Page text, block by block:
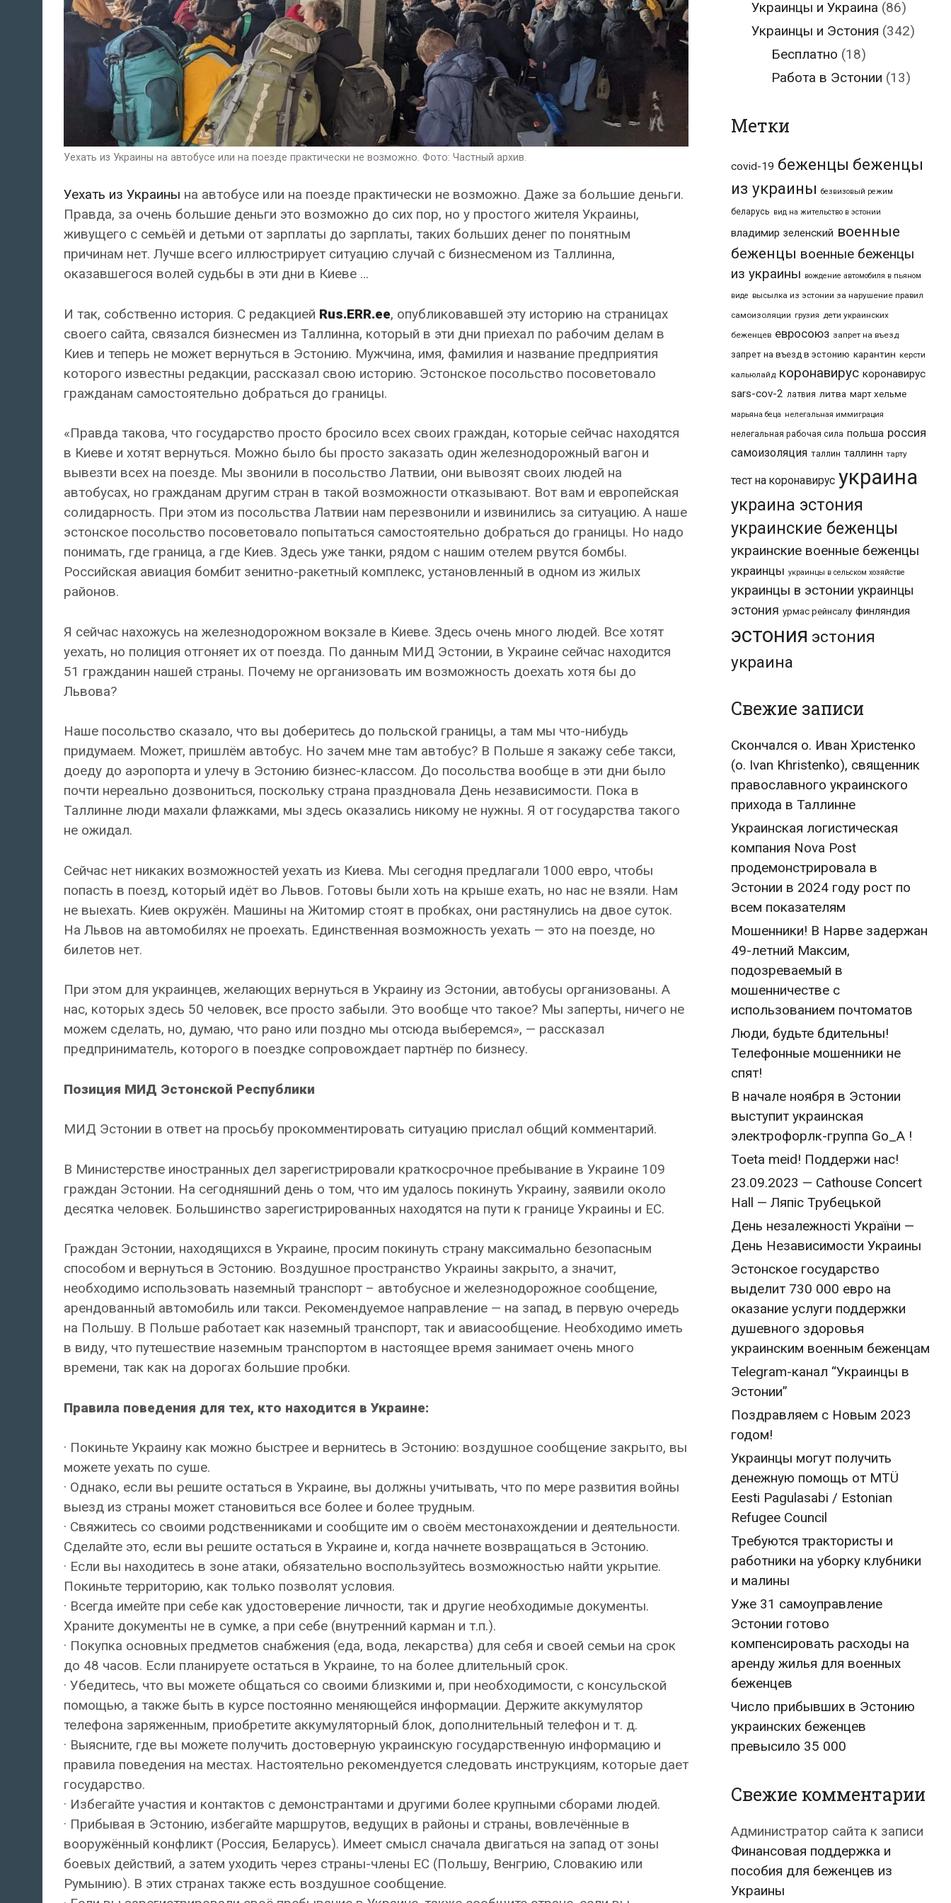
Уехать из Украины на автобусе или на поезде практически не возможно. Фото: Частный архив.
Уехать из Украины на автобусе или на поезде практически не возможно. Даже за большие деньги.
Правда, за очень большие деньги это возможно до сих пор, но у простого жителя Украины,
живущего с семьёй и детьми от зарплаты до зарплаты, таких больших денег по понятным
причинам нет. Лучше всего иллюстрирует ситуацию случай с бизнесменом из Таллинна,
оказавшегося волей судьбы в эти дни в Киеве …
И так, собственно история. С редакцией Rus.ERR.ee, опубликовавшей эту историю на страницах
своего сайта, связался бизнесмен из Таллинна, который в эти дни приехал по рабочим делам в
Киев и теперь не может вернуться в Эстонию. Мужчина, имя, фамилия и название предприятия
которого известны редакции, рассказал свою историю. Эстонское посольство посоветовало
гражданам самостоятельно добраться до границы.
«Правда такова, что государство просто бросило всех своих граждан, которые сейчас находятся
в Киеве и хотят вернуться. Можно было бы просто заказать один железнодорожный вагон и
вывезти всех на поезде. Мы звонили в посольство Латвии, они вывозят своих людей на
автобусах, но гражданам другим стран в такой возможности отказывают. Вот вам и европейская
солидарность. При этом из посольства Латвии нам перезвонили и извинились за ситуацию. А наше
эстонское посольство посоветовало попытаться самостоятельно добраться до границы. Но надо
понимать, где граница, а где Киев. Здесь уже танки, рядом с нашим отелем рвутся бомбы.
Российская авиация бомбит зенитно-ракетный комплекс, установленный в одном из жилых
районов.
Я сейчас нахожусь на железнодорожном вокзале в Киеве. Здесь очень много людей. Все хотят
уехать, но полиция отгоняет их от поезда. По данным МИД Эстонии, в Украине сейчас находится
51 гражданин нашей страны. Почему не организовать им возможность доехать хотя бы до
Львова?
Наше посольство сказало, что вы доберитесь до польской границы, а там мы что-нибудь
придумаем. Может, пришлём автобус. Но зачем мне там автобус? В Польше я закажу себе такси,
доеду до аэропорта и улечу в Эстонию бизнес-классом. До посольства вообще в эти дни было
почти нереально дозвониться, поскольку страна праздновала День независимости. Пока в
Таллинне люди махали флажками, мы здесь оказались никому не нужны. Я от государства такого
не ожидал.
Сейчас нет никаких возможностей уехать из Киева. Мы сегодня предлагали 1000 евро, чтобы
попасть в поезд, который идёт во Львов. Готовы были хоть на крыше ехать, но нас не взяли. Нам
не выехать. Киев окружён. Машины на Житомир стоят в пробках, они растянулись на двое суток.
На Львов на автомобилях не проехать. Единственная возможность уехать — это на поезде, но
билетов нет.
При этом для украинцев, желающих вернуться в Украину из Эстонии, автобусы организованы. А
нас, которых здесь 50 человек, все просто забыли. Это вообще что такое? Мы заперты, ничего не
можем сделать, но, думаю, что рано или поздно мы отсюда выберемся», — рассказал
предприниматель, которого в поездке сопровождает партнёр по бизнесу.
Позиция МИД Эстонской Республики
МИД Эстонии в ответ на просьбу прокомментировать ситуацию прислал общий комментарий.
В Министерстве иностранных дел зарегистрировали краткосрочное пребывание в Украине 109
граждан Эстонии. На сегодняшний день о том, что им удалось покинуть Украину, заявили около
десятка человек. Большинство зарегистрированных находятся на пути к границе Украины и ЕС.
Граждан Эстонии, находящихся в Украине, просим покинуть страну максимально безопасным
способом и вернуться в Эстонию. Воздушное пространство Украины закрыто, а значит,
необходимо использовать наземный транспорт – автобусное и железнодорожное сообщение,
арендованный автомобиль или такси. Рекомендуемое направление — на запад, в первую очередь
на Польшу. В Польше работает как наземный транспорт, так и авиасообщение. Необходимо иметь
в виду, что путешествие наземным транспортом в настоящее время занимает очень много
времени, так как на дорогах большие пробки.
Правила поведения для тех, кто находится в Украине:
· Покиньте Украину как можно быстрее и вернитесь в Эстонию: воздушное сообщение закрыто, вы
можете уехать по суше.
· Однако, если вы решите остаться в Украине, вы должны учитывать, что по мере развития войны
выезд из страны может становиться все более и более трудным.
· Свяжитесь со своими родственниками и сообщите им о своём местонахождении и деятельности.
Сделайте это, если вы решите остаться в Украине и, когда начнете возвращаться в Эстонию.
· Если вы находитесь в зоне атаки, обязательно воспользуйтесь возможностью найти укрытие.
Покиньте территорию, как только позволят условия.
· Всегда имейте при себе как удостоверение личности, так и другие необходимые документы.
Храните документы не в сумке, а при себе (внутренний карман и т.п.).
· Покупка основных предметов снабжения (еда, вода, лекарства) для себя и своей семьи на срок
до 48 часов. Если планируете остаться в Украине, то на более длительный срок.
· Убедитесь, что вы можете общаться со своими близкими и, при необходимости, с консульской
помощью, а также быть в курсе постоянно меняющейся информации. Держите аккумулятор
телефона заряженным, приобретите аккумуляторный блок, дополнительный телефон и т. д.
· Выясните, где вы можете получить достоверную украинскую государственную информацию и
правила поведения на местах. Настоятельно рекомендуется следовать инструкциям, которые дает
государство.
· Избегайте участия и контактов с демонстрантами и другими более крупными сборами людей.
· Прибывая в Эстонию, избегайте маршрутов, ведущих в районы и страны, вовлечённые в
вооружённый конфликт (Россия, Беларусь). Имеет смысл сначала двигаться на запад от зоны
боевых действий, а затем уходить через страны-члены ЕС (Польшу, Венгрию, Словакию или
Румынию). В этих странах также есть воздушное сообщение.
Украинцы и Украина (86)
Украинцы и Эстония (342)
Бесплатно (18)
Работа в Эстонии (13)
Метки
covid-19 беженцы беженцы
из украины безвизовый режим
беларусь вид на жительство в эстонии
владимир зеленский военные
беженцы военные беженцы
из украины вождение автомобиля в пьяном
виде высылка из эстонии за нарушение правил
самоизоляции грузия дети украинских
беженцев евросоюз запрет на въезд
запрет на въезд в эстонию карантин керсти
кальюлайд коронавирус коронавирус
sars-cov-2 латвия литва март хельме
марьяна беца нелегальная иммиграция
нелегальная рабочая сила польша россия
самоизоляция таллин таллинн тарту
тест на коронавирус украина
украина эстония
украинские беженцы
украинские военные беженцы
украинцы украинцы в сельском хозяйстве
украинцы в эстонии украинцы
эстония урмас рейнсалу финляндия
эстония эстония
украина
Свежие записи
Скончался о. Иван Христенко
(о. Ivan Khristenko), священник
православного украинского
прихода в Таллинне
Украинская логистическая
компания Nova Post
продемонстрировала в
Эстонии в 2024 году рост по
всем показателям
Мошенники! В Нарве задержан
49-летний Максим,
подозреваемый в
мошенничестве с
использованием почтоматов
Люди, будьте бдительны!
Телефонные мошенники не
спят!
В начале ноября в Эстонии
выступит украинская
электрофорлк-группа Go_A !
Toeta meid! Поддержи нас!
23.09.2023 — Cathouse Concert
Hall — Ляпіс Трубецькой
День незалежності України —
День Независимости Украины
Эстонское государство
выделит 730 000 евро на
оказание услуги поддержки
душевного здоровья
украинским военным беженцам
Telegram-канал “Украинцы в
Эстонии”
Поздравляем с Новым 2023
годом!
Украинцы могут получить
денежную помощь от MTÜ
Eesti Pagulasabi / Estonian
Refugee Council
Требуются трактористы и
работники на уборку клубники
и малины
Уже 31 самоуправление
Эстонии готово
компенсировать расходы на
аренду жилья для военных
беженцев
Число прибывших в Эстонию
украинских беженцев
превысило 35 000
Свежие комментарии
Администратор сайта к записи
Финансовая поддержка и
пособия для беженцев из
Украины